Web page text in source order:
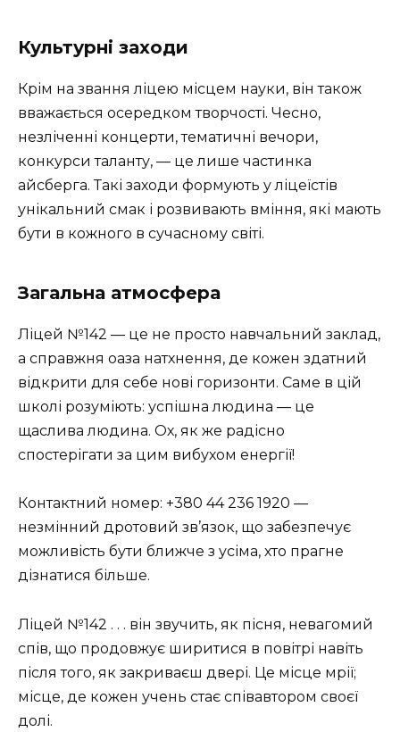
Культурні заходи
Крім на звання ліцею місцем науки, він також
вважається осередком творчості. Чесно,
незліченні концерти, тематичні вечори,
конкурси таланту, — це лише частинка
айсберга. Такі заходи формують у ліцеїстів
унікальний смак і розвивають вміння, які мають
бути в кожного в сучасному світі.
Загальна атмосфера
Ліцей №142 — це не просто навчальний заклад,
а справжня оаза натхнення, де кожен здатний
відкрити для себе нові горизонти. Саме в цій
школі розуміють: успішна людина — це
щаслива людина. Ох, як же радісно
спостерігати за цим вибухом енергії!
Контактний номер: +380 44 236 1920 —
незмінний дротовий зв’язок, що забезпечує
можливість бути ближче з усіма, хто прагне
дізнатися більше.
Ліцей №142 . . . він звучить, як пісня, невагомий
спів, що продовжує ширитися в повітрі навіть
після того, як закриваєш двері. Це місце мрії;
місце, де кожен учень стає співавтором своєї
долі.